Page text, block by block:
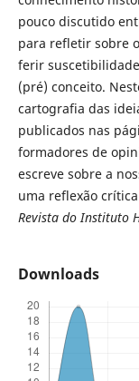
pouco discutido
para refletir sobre
ferir
(pré) conceito.
cartografia das
publicados nas
formadores de
escreve sobre a
uma reflexão
Revista do Instituto
Downloads